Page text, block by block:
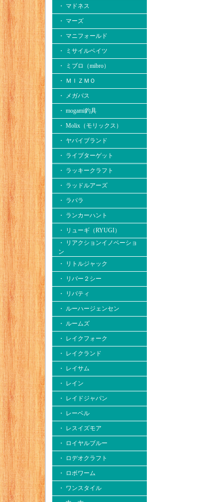
・ マドネス
・ マーズ
・ マニフォールド
・ ミサイルベイツ
・ ミブロ（mibro）
・ ＭＩＺＭＯ
・ メガバス
・ mogami釣具
・ Molix（モリックス）
・ ヤバイブランド
・ ライブターゲット
・ ラッキークラフト
・ ラッドルアーズ
・ ラパラ
・ ランカーハント
・ リューギ（RYUGI）
・ リアクションイノベーショ
ン
・ リトルジャック
・ リバー２シー
・ リバティ
・ ルーハージェンセン
・ ルームズ
・ レイクフォーク
・ レイクランド
・ レイサム
・ レイン
・ レイドジャパン
・ レーベル
・ レスイズモア
・ ロイヤルブルー
・ ロデオクラフト
・ ロボワーム
・ ワンスタイル